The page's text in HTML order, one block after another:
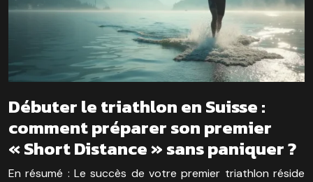
Débuter le triathlon en Suisse :
comment préparer son premier
« Short Distance » sans paniquer ?
En résumé : Le succès de votre premier triathlon réside